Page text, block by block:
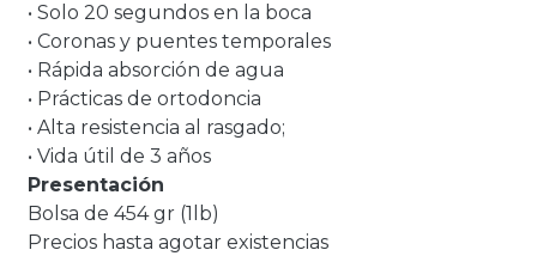
• Solo 20 segundos en la boca
• Coronas y puentes temporales
• Rápida absorción de agua
• Prácticas de ortodoncia
• Alta resistencia al rasgado;
• Vida útil de 3 años
Presentación
Bolsa de 454 gr (1lb)
Precios hasta agotar existencias